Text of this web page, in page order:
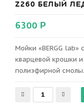
Z260 БЕЛЫЙ
6300 Р
Мойки «BERGG lab»
кварцевой крошки
полиэфирной смолы.